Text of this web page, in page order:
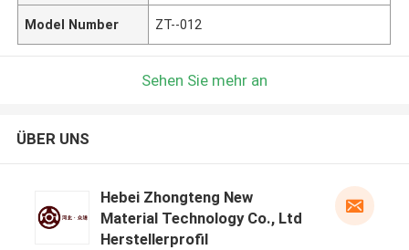
Model Number ZT--012
Sehen Sie mehr an
ÜBER UNS
Hebei Zhongteng New
Material Technology Co., Ltd
Herstellerprofil